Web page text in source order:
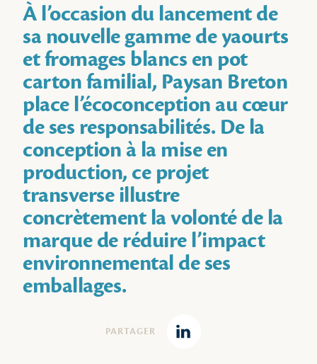
À l’occasion du lancement de
sa nouvelle gamme de yaourts
et fromages blancs en pot
carton familial, Paysan Breton
place l’écoconception au cœur
de ses responsabilités. De la
conception à la mise en
production, ce projet
transverse illustre
concrètement la volonté de la
marque de réduire l’impact
environnemental de ses
emballages.
PARTAGER
Linkedin